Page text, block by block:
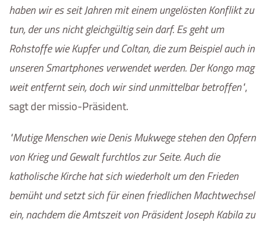
haben wir es seit Jahren mit einem ungelösten Konflikt zu
tun, der uns nicht gleichgültig sein darf. Es geht um
Rohstoffe wie Kupfer und Coltan, die zum Beispiel auch in
unseren Smartphones verwendet werden. Der Kongo mag
weit entfernt sein, doch wir sind unmittelbar betroffen ,
sagt der missio-Präsident.
Mutige Menschen wie Denis Mukwege stehen den Opfern
von Krieg und Gewalt furchtlos zur Seite. Auch die
katholische Kirche hat sich wiederholt um den Frieden
bemüht und setzt sich für einen friedlichen Machtwechsel
ein, nachdem die Amtszeit von Präsident Joseph Kabila zu